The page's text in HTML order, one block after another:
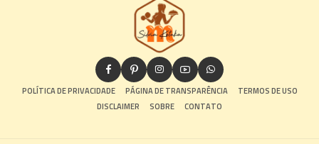
POLÍTICA DE PRIVACIDADE PÁGINA DE TRANSPARÊNCIA
TERMOS DE USO
DISCLAIMER
SOBRE CONTATO